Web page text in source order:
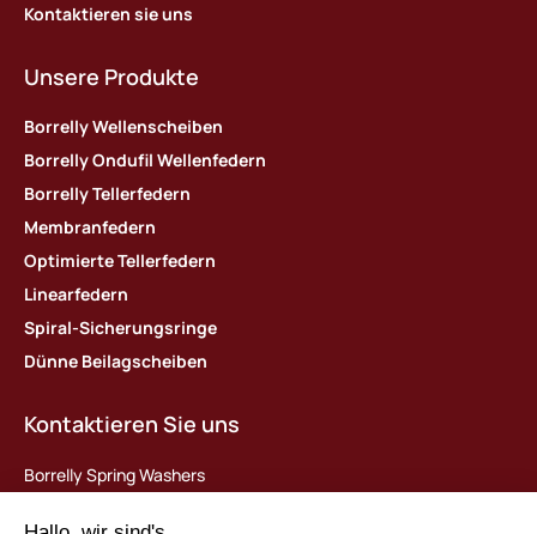
Kontaktieren sie uns
Unsere Produkte
Borrelly Wellenscheiben
Borrelly Ondufil Wellenfedern
Borrelly Tellerfedern
Membranfedern
Optimierte Tellerfedern
Linearfedern
Spiral-Sicherungsringe
Dünne Beilagscheiben
Kontaktieren Sie uns
Borrelly Spring Washers
Parc d’activités des Platières
448 rue du Moron